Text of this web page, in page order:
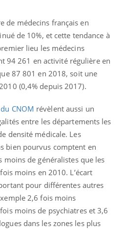
de médecins français en
de 10%, et cette tendance à
lieu les médecins
94 261 en activité régulière en
87 801 en 2018, soit une
(0,4% depuis 2017).
CNOM révèlent aussi un
entre les départements les
densité médicale. Les
bien pourvus comptent en
de généralistes que les
moins en 2010. L’écart
pour différentes autres
2,6 fois moins
moins de psychiatres et 3,6
dans les zones les plus